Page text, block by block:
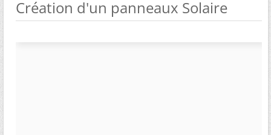
Création d'un panneaux Solaire